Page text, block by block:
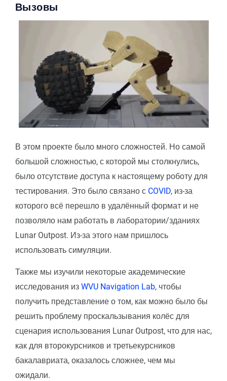
Вызовы
В этом проекте было много сложностей. Но самой
большой сложностью, с которой мы столкнулись,
было отсутствие доступа к настоящему роботу для
тестирования. Это было связано с COVID, из-за
которого всё перешло в удалённый формат и не
позволяло нам работать в лаборатории/зданиях
Lunar Outpost. Из-за этого нам пришлось
использовать симуляции.
Также мы изучили некоторые академические
исследования из WVU Navigation Lab, чтобы
получить представление о том, как можно было бы
решить проблему проскальзывания колёс для
сценария использования Lunar Outpost, что для нас,
как для второкурсников и третьекурсников
бакалавриата, оказалось сложнее, чем мы
ожидали.